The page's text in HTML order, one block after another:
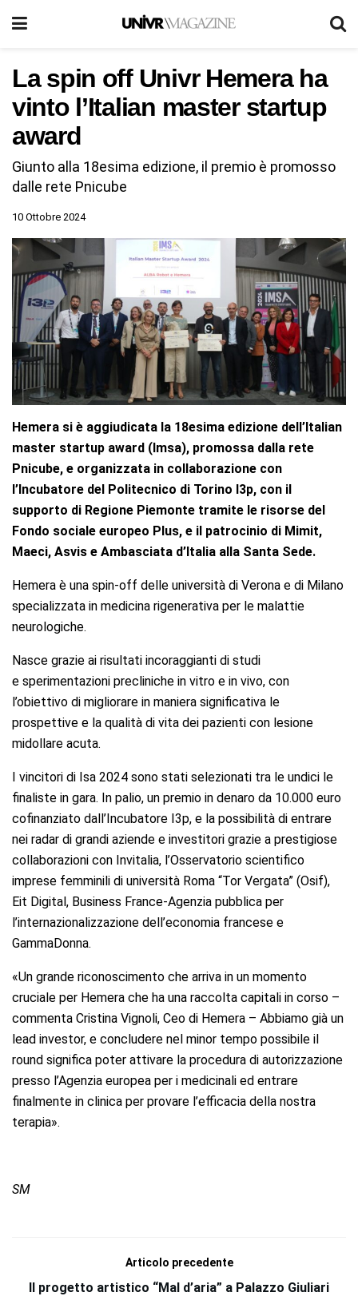
La spin off Univr Hemera ha
vinto l’Italian master startup
award
Giunto alla 18esima edizione, il premio è promosso
dalle rete Pnicube
10 Ottobre 2024
Hemera si è aggiudicata la 18esima edizione dell’Italian
master startup award (Imsa), promossa dalla rete
Pnicube, e organizzata in collaborazione con
l’Incubatore del Politecnico di Torino I3p, con il
supporto di Regione Piemonte tramite le risorse del
Fondo sociale europeo Plus, e il patrocinio di Mimit,
Maeci, Asvis e Ambasciata d’Italia alla Santa Sede.
Hemera è una spin-off delle università di Verona e di Milano
specializzata in medicina rigenerativa per le malattie
neurologiche.
Nasce grazie ai risultati incoraggianti di studi
e sperimentazioni precliniche in vitro e in vivo, con
l’obiettivo di migliorare in maniera significativa le
prospettive e la qualità di vita dei pazienti con lesione
midollare acuta.
I vincitori di Isa 2024 sono stati selezionati tra le undici le
finaliste in gara. In palio, un premio in denaro da 10.000 euro
cofinanziato dall’Incubatore I3p, e la possibilità di entrare
nei radar di grandi aziende e investitori grazie a prestigiose
collaborazioni con Invitalia, l’Osservatorio scientifico
imprese femminili di università Roma “Tor Vergata” (Osif),
Eit Digital, Business France-Agenzia pubblica per
l’internazionalizzazione dell’economia francese e
GammaDonna.
«Un grande riconoscimento che arriva in un momento
cruciale per Hemera che ha una raccolta capitali in corso –
commenta Cristina Vignoli, Ceo di Hemera – Abbiamo già un
lead investor, e concludere nel minor tempo possibile il
round significa poter attivare la procedura di autorizzazione
presso l’Agenzia europea per i medicinali ed entrare
finalmente in clinica per provare l’efficacia della nostra
terapia».
SM
Articolo precedente
Il progetto artistico “Mal d’aria” a Palazzo Giuliari